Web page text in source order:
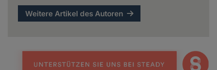
Weitere Artikel des Autoren